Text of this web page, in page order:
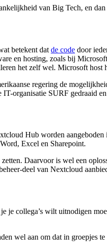
van Big Tech, en
betekent dat de code door
en hosting, zoals bij
het zelf wel. Microsoft host
regering de
organisatie SURF gedraaid
Hub worden
Excel en Sharepoint.
Daarvoor is wel een
deel van Nextcloud
je collega’s wilt uitnodigen
wel aan om dat in groepjes